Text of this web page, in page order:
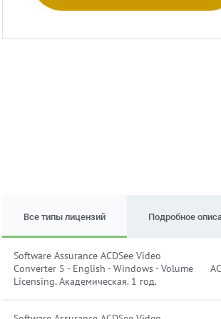
Все типы лицензий Подробное
Software Assurance ACDSee Video
Converter 5 - English - Windows - Volume
Licensing. Академическая. 1 год.